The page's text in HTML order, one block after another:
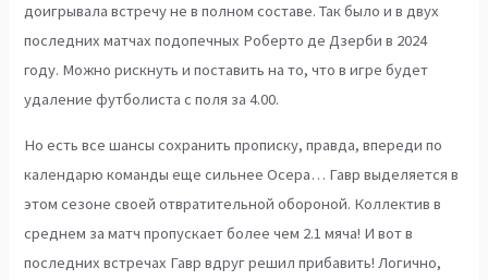
доигрывала встречу не в полном составе. Так было и в двух
последних матчах подопечных Роберто де Дзерби в 2024
году. Можно рискнуть и поставить на то, что в игре будет
удаление футболиста с поля за 4.00.
Но есть все шансы сохранить прописку, правда, впереди по
календарю команды еще сильнее Осера… Гавр выделяется в
этом сезоне своей отвратительной обороной. Коллектив в
среднем за матч пропускает более чем 2.1 мяча! И вот в
последних встречах Гавр вдруг решил прибавить! Логично,